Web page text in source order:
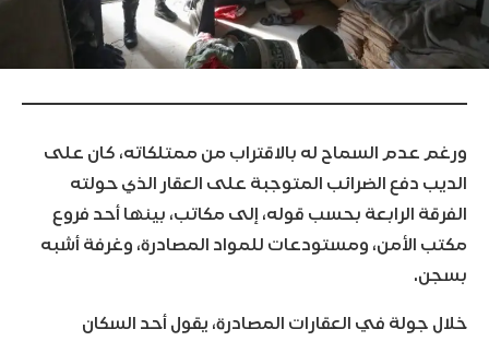
ورغم عدم السماح له بالاقتراب من ممتلكاته، كان على
الديب دفع الضرائب المتوجبة على العقار الذي حولته
الفرقة الرابعة بحسب قوله، إلى مكاتب، بينها أحد فروع
مكتب الأمن، ومستودعات للمواد المصادرة، وغرفة أشبه
بسجن.
خلال جولة في العقارات المصادرة، يقول أحد السكان